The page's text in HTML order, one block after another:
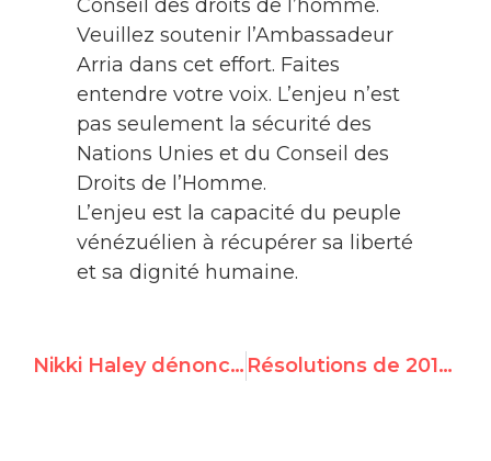
Conseil des droits de l’homme.
Veuillez soutenir l’Ambassadeur
Arria dans cet effort. Faites
entendre votre voix. L’enjeu n’est
pas seulement la sécurité des
Nations Unies et du Conseil des
Droits de l’Homme.
L’enjeu est la capacité du peuple
vénézuélien à récupérer sa liberté
et sa dignité humaine.
Nikki Haley dénonce «le pacte avec le diable» du Canada Résolutions de 2019 de la Quatrième Commission des Nations Unies contre Israël – Vote en plénière de l'AG